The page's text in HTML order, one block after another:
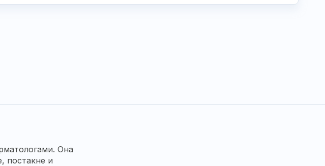
Она
постакне и